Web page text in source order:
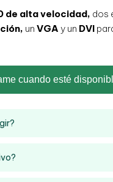
de alta velocidad, dos
un VGA y un DVI
versátil y
en cualquier zona de
cuando esté